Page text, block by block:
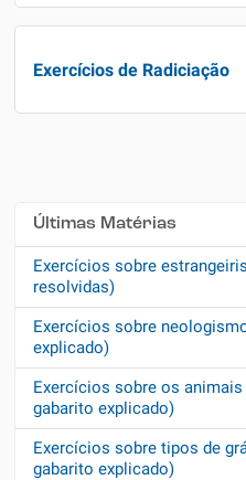
Exercícios de Radiciação
Últimas Matérias
Exercícios sobre
resolvidas)
Exercícios sobre
explicado)
Exercícios sobre os
gabarito explicado)
Exercícios sobre tipos de
gabarito explicado)